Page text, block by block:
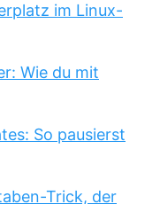
im Linux-
Wie du mit
So pausierst
Trick, der